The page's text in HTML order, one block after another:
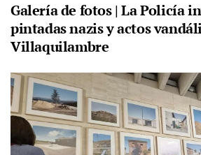
Galería de fotos | La Policía
pintadas nazis y actos
Villaquilambre